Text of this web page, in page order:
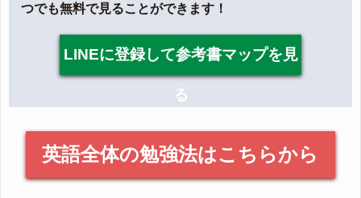
つでも無料で見ることができます！
LINEに登録して参考書マップを見
る
英語全体の勉強法はこちらから